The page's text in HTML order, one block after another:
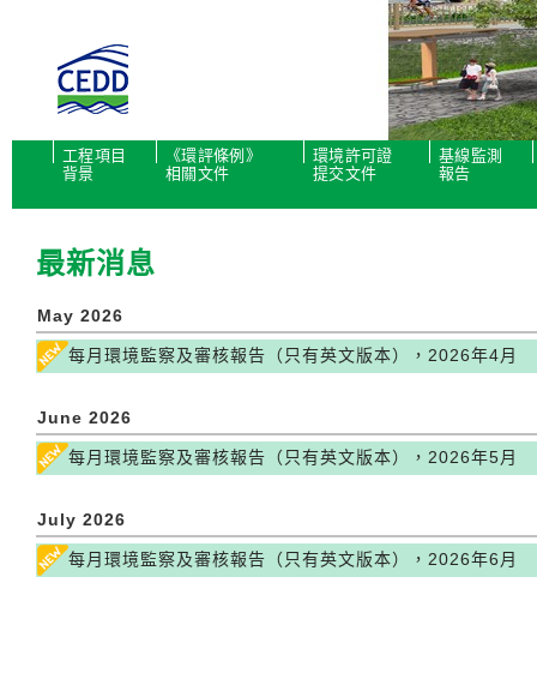
工程項目
背景
《環評條例》
相關文件
環境許可證
提交文件
基線監測
報告
最新消息
May 2026
每月環境監察及審核報告（只有英文版本），2026年4月
June 2026
每月環境監察及審核報告（只有英文版本），2026年5月
July 2026
每月環境監察及審核報告（只有英文版本），2026年6月